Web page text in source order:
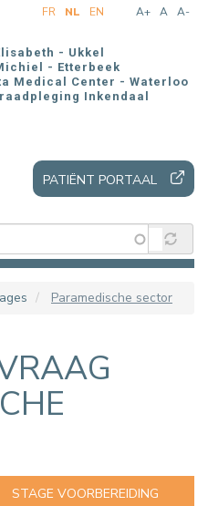
A+ A A-
FR NL EN
- Ukkel
- Etterbeek
Medical Center - Waterloo
Inkendaal
PATIËNT PORTAAL
Paramedische sector
STAGE VOORBEREIDING